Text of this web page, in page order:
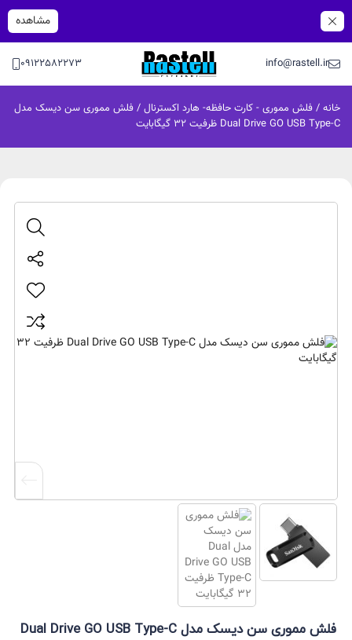
مشاهده
info@rastell.ir
09122582273
خانه / فلش مموری - کارت حافظه- هارد اکسترنال / فلش مموری سن دیسک مدل
Dual Drive GO USB Type-C ظرفیت 32 گیگابایت
فلش مموری سن دیسک مدل Dual Drive GO USB Type-C